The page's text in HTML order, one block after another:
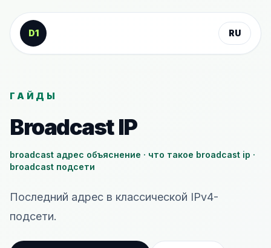
К содержанию
D1
RU
ГАЙДЫ
Broadcast IP
broadcast адрес объяснение · что такое broadcast ip ·
broadcast подсети
Последний адрес в классической IPv4-
подсети.